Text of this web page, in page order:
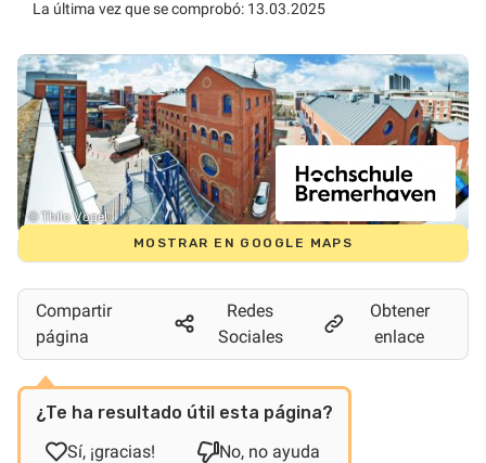
La última vez que se comprobó: 13.03.2025
© Thilo Vogel
MOSTRAR EN GOOGLE MAPS
Compartir
página
Redes
Sociales
Obtener
enlace
¿Te ha resultado útil esta página?
Sí, ¡gracias!
No, no ayuda